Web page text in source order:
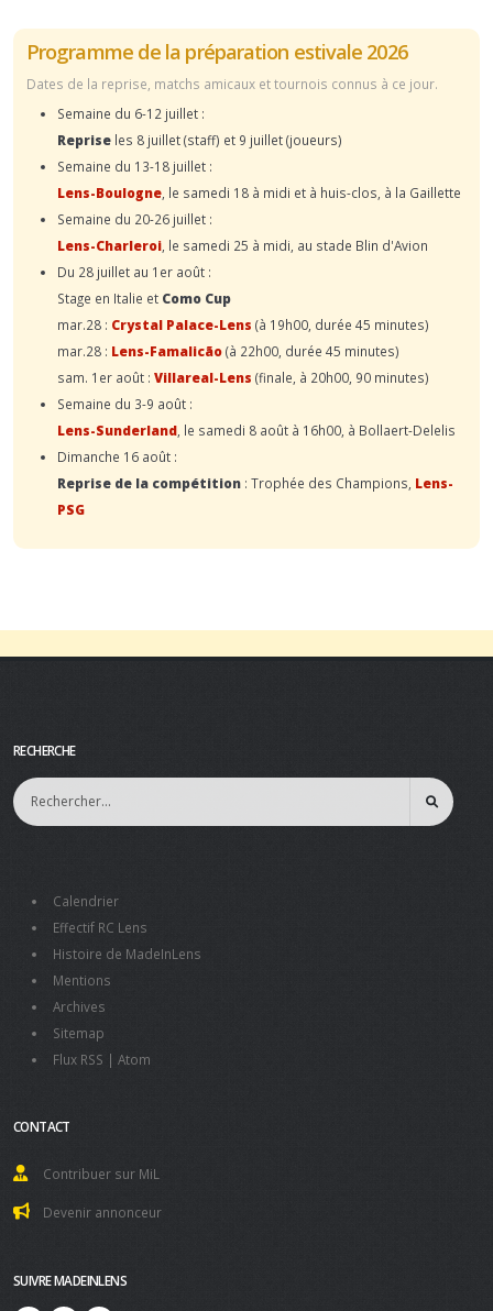
Programme de la préparation estivale 2026
Dates de la reprise, matchs amicaux et tournois connus à ce jour.
Semaine du 6-12 juillet :
Reprise les 8 juillet (staff) et 9 juillet (joueurs)
Semaine du 13-18 juillet :
Lens-Boulogne , le samedi 18 à midi et à huis-clos, à la Gaillette
Semaine du 20-26 juillet :
Lens-Charleroi , le samedi 25 à midi, au stade Blin d'Avion
Du 28 juillet au 1er août :
Stage en Italie et Como Cup
mar.28 : Crystal Palace-Lens (à 19h00, durée 45 minutes)
mar.28 : Lens-Famalicão(à 22h00, durée 45 minutes)
sam. 1er août : Villareal-Lens (finale, à 20h00, 90 minutes)
Semaine du 3-9 août :
Lens-Sunderland , le samedi 8 août à 16h00, à Bollaert-Delelis
Dimanche 16 août :
Reprise de la compétition : Trophée des Champions, Lens-
PSG
RECHERCHE
Calendrier
Effectif RC Lens
Histoire de MadeInLens
Mentions
Archives
Sitemap
Flux RSS | Atom
CONTACT
Contribuer sur MiL
Devenir annonceur
SUIVRE MADEINLENS